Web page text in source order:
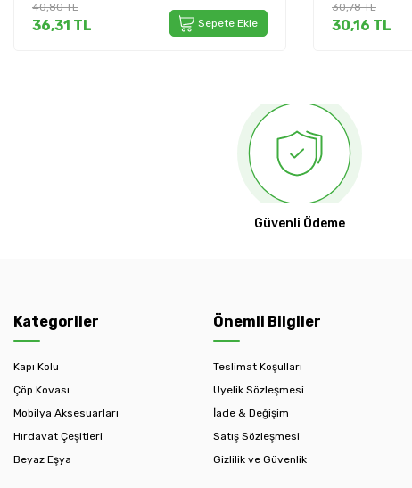
40,80TL
36,31 TL Sepete Ekle
30,78TL
30,16 TL
Güvenli Ödeme
Kategoriler
Kapı Kolu
Çöp Kovası
Mobilya Aksesuarları
Hırdavat Çeşitleri
Beyaz Eşya
Önemli Bilgiler
Teslimat Koşulları
Üyelik Sözleşmesi
İade & Değişim
Satış Sözleşmesi
Gizlilik ve Güvenlik